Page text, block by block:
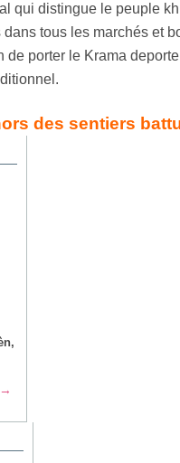
qui distingue le peuple
tous les marchés et
de porter le Krama
des sentiers